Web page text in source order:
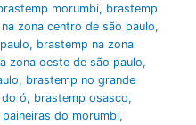
morumbi, brastemp
zona centro de são paulo,
, brastemp na zona
zona oeste de são paulo,
, brastemp no grande
ó, brastemp osasco,
do morumbi,